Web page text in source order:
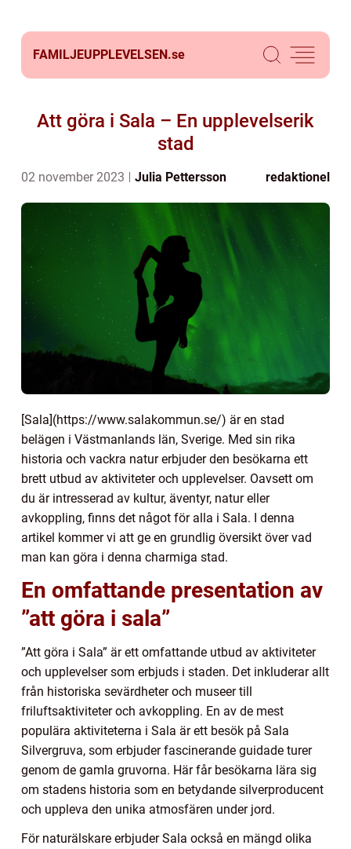
FAMILJEUPPLEVELSEN.se
Att göra i Sala – En upplevelserik
stad
02 november 2023 Julia Pettersson redaktionel
[Sala](https://www.salakommun.se/) är en stad
belägen i Västmanlands län, Sverige. Med sin rika
historia och vackra natur erbjuder den besökarna ett
brett utbud av aktiviteter och upplevelser. Oavsett om
du är intresserad av kultur, äventyr, natur eller
avkoppling, finns det något för alla i Sala. I denna
artikel kommer vi att ge en grundlig översikt över vad
man kan göra i denna charmiga stad.
En omfattande presentation av
”att göra i sala”
”Att göra i Sala” är ett omfattande utbud av aktiviteter
och upplevelser som erbjuds i staden. Det inkluderar allt
från historiska sevärdheter och museer till
friluftsaktiviteter och avkoppling. En av de mest
populära aktiviteterna i Sala är ett besök på Sala
Silvergruva, som erbjuder fascinerande guidade turer
genom de gamla gruvorna. Här får besökarna lära sig
om stadens historia som en betydande silverproducent
och uppleva den unika atmosfären under jord.
För naturälskare erbjuder Sala också en mängd olika